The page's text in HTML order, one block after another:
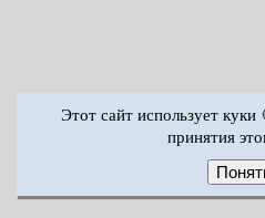
Этот сайт использует
принятия